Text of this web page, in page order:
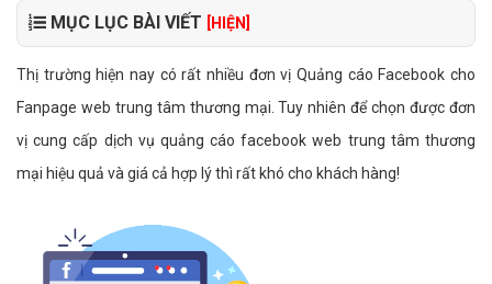
MỤC LỤC BÀI VIẾT [HIỆN]
Thị trường hiện nay có rất nhiều đơn vị Quảng cáo Facebook cho
Fanpage web trung tâm thương mại. Tuy nhiên để chọn được đơn
vị cung cấp dịch vụ quảng cáo facebook web trung tâm thương
mại hiệu quả và giá cả hợp lý thì rất khó cho khách hàng!